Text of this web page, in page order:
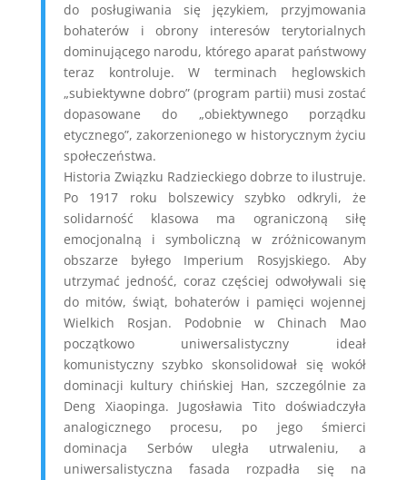
do posługiwania się językiem, przyjmowania
bohaterów i obrony interesów terytorialnych
dominującego narodu, którego aparat państwowy
teraz kontroluje. W terminach heglowskich
„subiektywne dobro” (program partii) musi zostać
dopasowane do „obiektywnego porządku
etycznego”, zakorzenionego w historycznym życiu
społeczeństwa.
Historia Związku Radzieckiego dobrze to ilustruje.
Po 1917 roku bolszewicy szybko odkryli, że
solidarność klasowa ma ograniczoną siłę
emocjonalną i symboliczną w zróżnicowanym
obszarze byłego Imperium Rosyjskiego. Aby
utrzymać jedność, coraz częściej odwoływali się
do mitów, świąt, bohaterów i pamięci wojennej
Wielkich Rosjan. Podobnie w Chinach Mao
początkowo uniwersalistyczny ideał
komunistyczny szybko skonsolidował się wokół
dominacji kultury chińskiej Han, szczególnie za
Deng Xiaopinga. Jugosławia Tito doświadczyła
analogicznego procesu, po jego śmierci
dominacja Serbów uległa utrwaleniu, a
uniwersalistyczna fasada rozpadła się na